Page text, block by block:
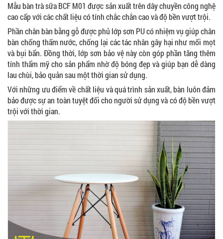
Mẫu bàn trà sữa BCF M01 được sản xuất trên dây chuyền công nghệ
cao cấp với các chất liệu có tính chắc chắn cao và độ bền vượt trội.
Phần chân bàn bằng gỗ được phủ lớp sơn PU có nhiệm vụ giúp chân
bàn chống thấm nước, chống lại các tác nhân gây hại như mối mọt
và bụi bẩn. Đồng thời, lớp sơn bảo vệ này còn góp phần tăng thêm
tính thẩm mỹ cho sản phẩm nhờ độ bóng đẹp và giúp bạn dễ dàng
lau chùi, bảo quản sau một thời gian sử dụng.
Với những ưu điểm về chất liệu và quá trình sản xuất, bàn luôn đảm
bảo được sự an toàn tuyệt đối cho người sử dụng và có độ bền vượt
trội với thời gian.